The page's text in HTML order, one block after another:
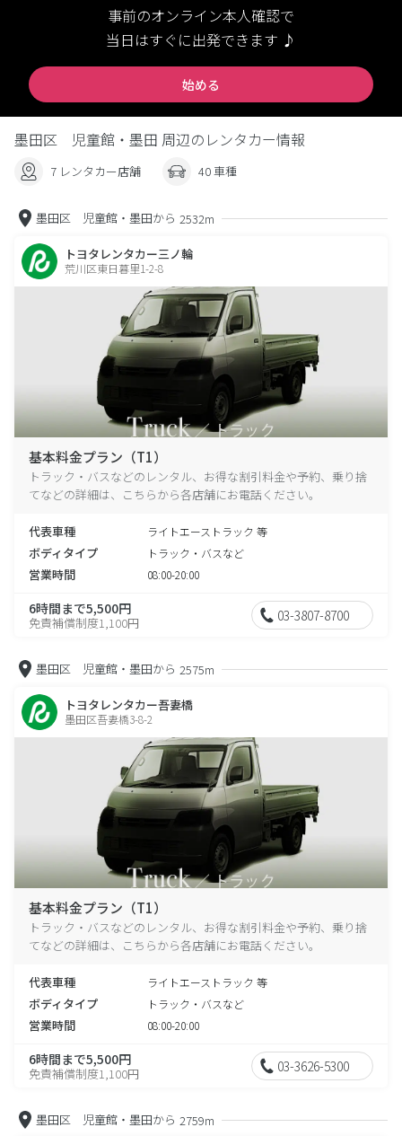
事前のオンライン本人確認で
当日はすぐに出発できます ♪
始める
墨田区 児童館・墨田 周辺のレンタカー情報
7 レンタカー店舗 40 車種
墨田区 児童館・墨田から 2532m
トヨタレンタカー三ノ輪
荒川区東日暮里1-2-8
基本料金プラン（T1）
トラック・バスなどのレンタル、お得な割引料金や予約、乗り捨
てなどの詳細は、こちらから各店舗にお電話ください。
代表車種 ライトエーストラック 等
ボディタイプ トラック・バスなど
営業時間 08:00-20:00
6時間まで5,500円
免責補償制度1,100円 03-3807-8700
墨田区 児童館・墨田から 2575m
トヨタレンタカー吾妻橋
墨田区吾妻橋3-8-2
基本料金プラン（T1）
トラック・バスなどのレンタル、お得な割引料金や予約、乗り捨
てなどの詳細は、こちらから各店舗にお電話ください。
代表車種 ライトエーストラック 等
ボディタイプ トラック・バスなど
営業時間 08:00-20:00
6時間まで5,500円
免責補償制度1,100円 03-3626-5300
墨田区 児童館・墨田から 2759m